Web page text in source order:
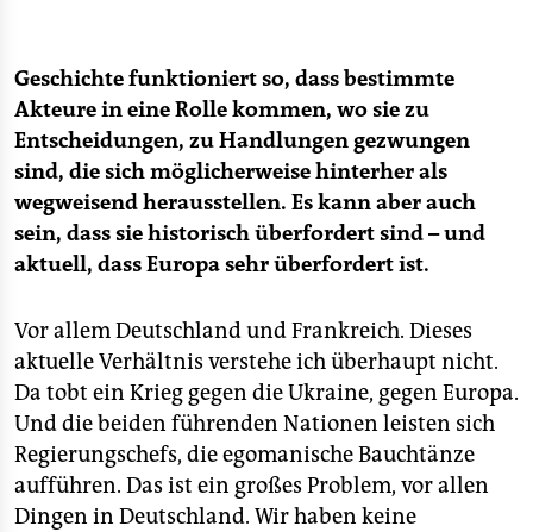
Jürgen Habermas, Wolf Lotter, Jörg Metelmann,
Marcus Mittermeier, Ella Müller, Luisa Neubauer und
Harald Welzer. Ab 11. Juni am Kiosk
Zur neuen Ausgabe
Geschichte funktioniert so, dass bestimmte
Akteure in eine Rolle kommen, wo sie zu
Entscheidungen, zu Handlungen gezwungen
sind, die sich möglicherweise hinterher als
wegweisend herausstellen. Es kann aber auch
sein, dass sie historisch überfordert sind – und
aktuell, dass Europa sehr überfordert ist.
Vor allem Deutschland und Frankreich. Dieses
aktuelle Verhältnis verstehe ich überhaupt nicht.
Da tobt ein Krieg gegen die Ukraine, gegen Europa.
Und die beiden führenden Nationen leisten sich
Regierungschefs, die egomanische Bauchtänze
aufführen. Das ist ein großes Problem, vor allen
Dingen in Deutschland. Wir haben keine